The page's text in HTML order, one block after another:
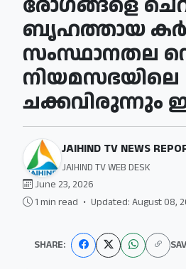
രോഗങ്ങളെ
ബൃഹത്തായ
സംസ്ഥാനതല
നിയമസഭയിലെ
ചക്കവിരുന്നും
JAIHIND TV NEWS
JAIHIND TV WEB DESK
June 23, 2026
1 min read • Updated: August 08,
SHARE: